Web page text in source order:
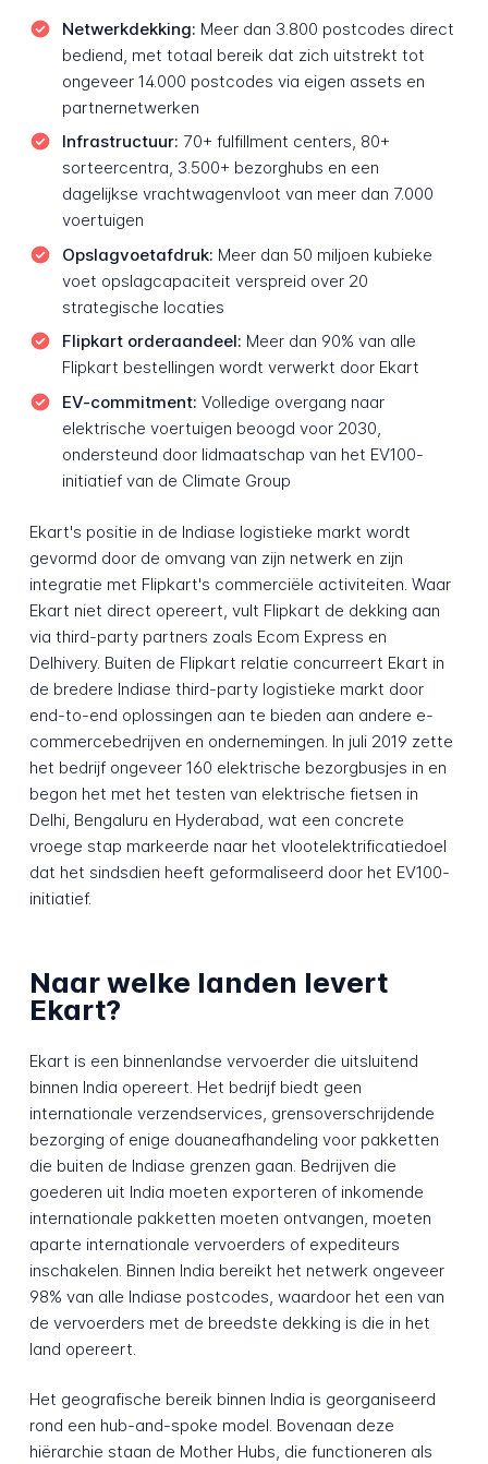
Netwerkdekking: Meer dan 3.800 postcodes direct
bediend, met totaal bereik dat zich uitstrekt tot
ongeveer 14.000 postcodes via eigen assets en
partnernetwerken
Infrastructuur: 70+ fulfillment centers, 80+
sorteercentra, 3.500+ bezorghubs en een
dagelijkse vrachtwagenvloot van meer dan 7.000
voertuigen
Opslagvoetafdruk: Meer dan 50 miljoen kubieke
voet opslagcapaciteit verspreid over 20
strategische locaties
Flipkart orderaandeel: Meer dan 90% van alle
Flipkart bestellingen wordt verwerkt door Ekart
EV-commitment: Volledige overgang naar
elektrische voertuigen beoogd voor 2030,
ondersteund door lidmaatschap van het EV100-
initiatief van de Climate Group
Ekart's positie in de Indiase logistieke markt wordt
gevormd door de omvang van zijn netwerk en zijn
integratie met Flipkart's commerciële activiteiten. Waar
Ekart niet direct opereert, vult Flipkart de dekking aan
via third-party partners zoals Ecom Express en
Delhivery. Buiten de Flipkart relatie concurreert Ekart in
de bredere Indiase third-party logistieke markt door
end-to-end oplossingen aan te bieden aan andere e-
commercebedrijven en ondernemingen. In juli 2019 zette
het bedrijf ongeveer 160 elektrische bezorgbusjes in en
begon het met het testen van elektrische fietsen in
Delhi, Bengaluru en Hyderabad, wat een concrete
vroege stap markeerde naar het vlootelektrificatiedoel
dat het sindsdien heeft geformaliseerd door het EV100-
initiatief.
Naar welke landen levert
Ekart?
Ekart is een binnenlandse vervoerder die uitsluitend
binnen India opereert. Het bedrijf biedt geen
internationale verzendservices, grensoverschrijdende
bezorging of enige douaneafhandeling voor pakketten
die buiten de Indiase grenzen gaan. Bedrijven die
goederen uit India moeten exporteren of inkomende
internationale pakketten moeten ontvangen, moeten
aparte internationale vervoerders of expediteurs
inschakelen. Binnen India bereikt het netwerk ongeveer
98% van alle Indiase postcodes, waardoor het een van
de vervoerders met de breedste dekking is die in het
land opereert.
Het geografische bereik binnen India is georganiseerd
rond een hub-and-spoke model. Bovenaan deze
hiërarchie staan de Mother Hubs, die functioneren als